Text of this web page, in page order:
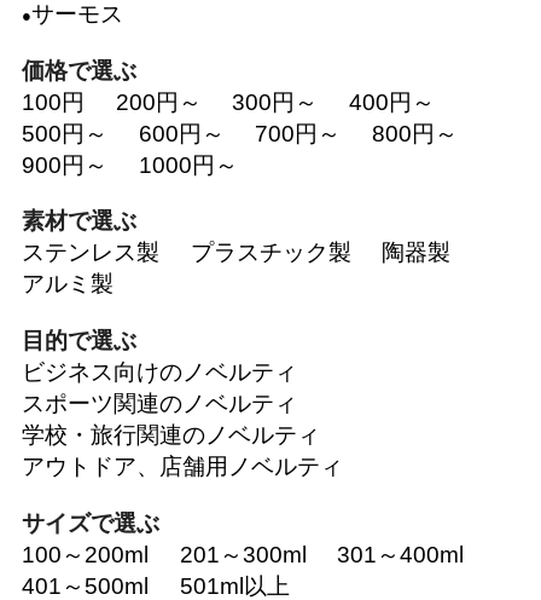
サーモス
価格で選ぶ
100円
200円～ 300円～
400円～
500円～
600円～ 700円～
800円～
900円～
1000円～
素材で選ぶ
ステンレス製
プラスチック製
陶器製
アルミ製
目的で選ぶ
ビジネス向けのノベルティ
スポーツ関連のノベルティ
学校・旅行関連のノベルティ
アウトドア、店舗用ノベルティ
サイズで選ぶ
100～200ml
201～300ml
301～400ml
401～500ml
501ml以上